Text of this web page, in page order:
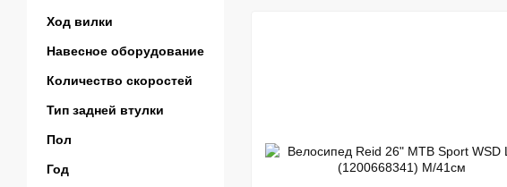
Ход вилки
Навесное оборудование
Количество скоростей
Тип задней втулки
Пол
Год